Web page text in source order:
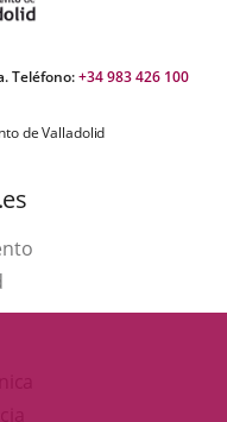
Teléfono:+34 983 426 100
de Valladolid